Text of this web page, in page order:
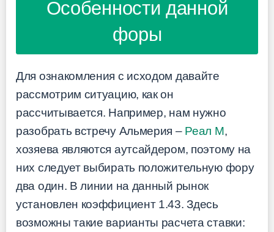
Особенности данной
форы
Для ознакомления с исходом давайте
рассмотрим ситуацию, как он
рассчитывается. Например, нам нужно
разобрать встречу Альмерия – Реал М,
хозяева являются аутсайдером, поэтому на
них следует выбирать положительную фору
два один. В линии на данный рынок
установлен коэффициент 1.43. Здесь
возможны такие варианты расчета ставки: